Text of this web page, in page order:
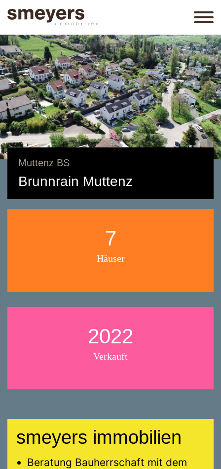
Muttenz BS
Brunnrain Muttenz
7
Häuser
2022
Verkauft
smeyers immobilien
Beratung Bauherrschaft mit dem